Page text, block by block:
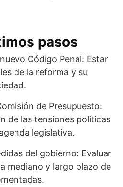
pasos
Código Penal: Estar
de la reforma y su
de Presupuesto:
de las tensiones políticas
legislativa.
del gobierno: Evaluar
mediano y largo plazo de